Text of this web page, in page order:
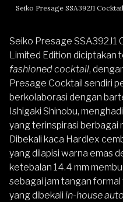
Seiko Presage SSA392J1
Seiko Presage SSA392J1
Limited Edition diciptakan
fashioned cocktail,
Presage Cocktail sendiri
berkolaborasi dengan
Ishigaki Shinobu,
yang terinspirasi berbagai
Dibekali kaca Hardlex
yang dilapisi warna emas
ketebalan 14.4 mm
sebagai jam tangan
yang dibekali in-house